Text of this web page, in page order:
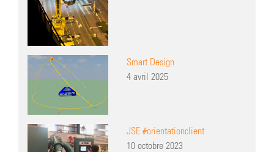
Smart Design
4 avril 2025
JSE #orientationclient
10 octobre 2023